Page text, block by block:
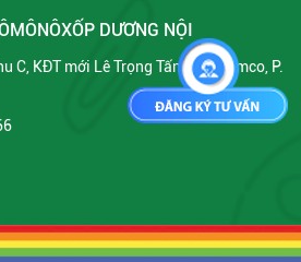
DƯƠNG NỘI
C, KĐT mới Lê Trọng Tấn - Geleximco, P.